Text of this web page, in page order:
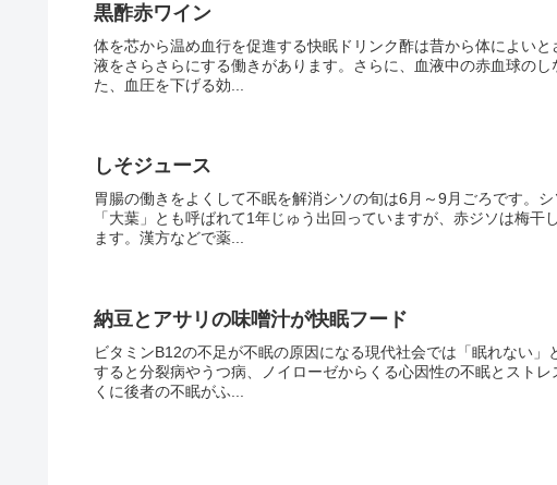
黒酢赤ワイン
体を芯から温め血行を促進する快眠ドリンク酢は昔から体によい
液をさらさらにする働きがあります。さらに、血液中の赤血球の
た、血圧を下げる効...
しそジュース
胃腸の働きをよくして不眠を解消シソの旬は6月～9月ごろです。
「大葉」とも呼ばれて1年じゅう出回っていますが、赤ジソは梅
ます。漢方などで薬...
納豆とアサリの味噌汁が快眠フード
ビタミンB12の不足が不眠の原因になる現代社会では「眠れない
すると分裂病やうつ病、ノイローゼからくる心因性の不眠とスト
くに後者の不眠がふ...